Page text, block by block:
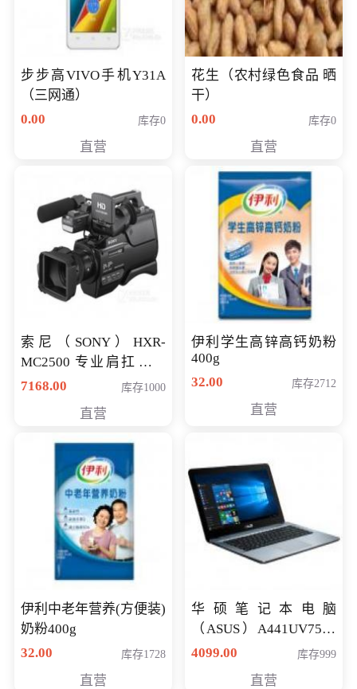
步步高VIVO手机Y31A
（三网通）
0.00
库存0
直营
花生（农村绿色食品 晒
干）
0.00
库存0
直营
索尼（SONY）HXR-
MC2500 专业肩扛式存
储卡全高清摄录一体机
清入门级摄像机
7168.00 库存1000
直营
伊利学生高锌高钙奶粉
400g
32.00
库存2712
直营
伊利中老年营养(方便装)
奶粉400g
32.00
库存1728
直营
华硕笔记本电脑
（ASUS）A441UV7500
顽石（7代i7-7500U 4G
4099.00 库存999
直营